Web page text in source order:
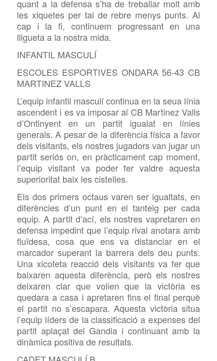
quant a la defensa s’ha de treballar molt amb
les xiquetes per tal de rebre menys punts. Al
cap i la fi, continuem progressant en una
lligueta a la nostra mida.
INFANTIL MASCULÍ
ESCOLES ESPORTIVES ONDARA 56-43 CB
MARTINEZ VALLS
L’equip infantil masculí continua en la seua línia
ascendent i es va imposar al CB Martinez Valls
d’Ontinyent en un partit igualat en línies
generals. A pesar de la diferència física a favor
dels visitants, els nostres jugadors van jugar un
partit seriós on, en pràcticament cap moment,
l’equip visitant va poder fer valdre aquesta
superioritat baix les cistelles.
Els dos primers octaus varen ser igualtats, en
diferències d’un punt en el tanteig per cada
equip. A partit d’ací, els nostres vapretaren en
defensa impedint que l’equip rival anotara amb
fluïdesa, cosa que ens va distanciar en el
marcador superant la barrera dels deu punts.
Una xicoteta reacció dels visitants va fer que
baixaren aquesta diferència, però els nostres
deixaren clar que volien que la victòria es
quedara a casa i apretaren fins el final perquè
el partit no s’escapara. Aquesta victòria situa
l’equip líders de la classificació a expenses del
partit aplaçat del Gandia i continuant amb la
dinàmica positiva de resultats.